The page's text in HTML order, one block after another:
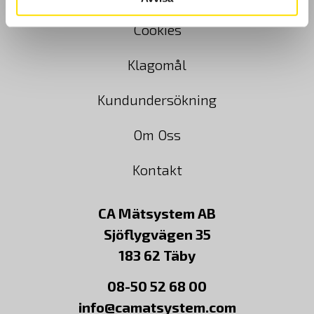
Cookies
Klagomål
Kundundersökning
Om Oss
Kontakt
CA Mätsystem AB
Sjöflygvägen 35
183 62 Täby
08-50 52 68 00
info@camatsystem.com